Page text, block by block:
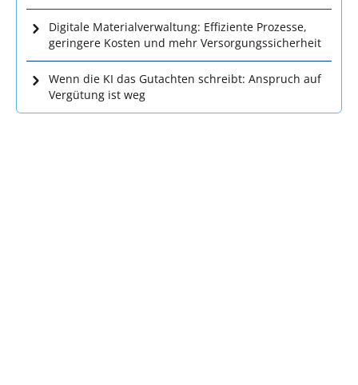
Digitale Materialverwaltung: Effiziente Prozesse,
geringere Kosten und mehr Versorgungssicherheit
Wenn die KI das Gutachten schreibt: Anspruch auf
Vergütung ist weg